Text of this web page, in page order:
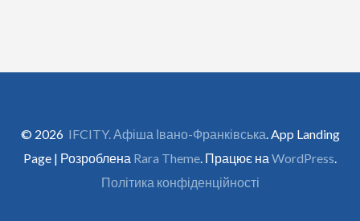
© 2026 IFCITY. Афіша Івано-Франківська . App Landing
Page | Розроблена Rara Theme . Працює на WordPress
Політика конфіденційності